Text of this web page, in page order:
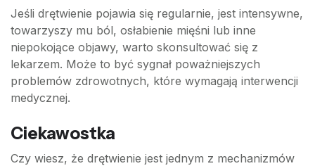
Jeśli drętwienie pojawia się regularnie, jest intensywne,
towarzyszy mu ból, osłabienie mięśni lub inne
niepokojące objawy, warto skonsultować się z
lekarzem. Może to być sygnał poważniejszych
problemów zdrowotnych, które wymagają interwencji
medycznej.
Ciekawostka
Czy wiesz, że drętwienie jest jednym z mechanizmów